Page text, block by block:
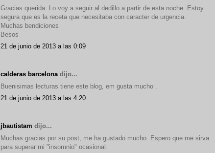
Gracias querida. Lo voy a seguir al dedillo a partir de esta noche. Estoy
segura que es la receta que necesitaba con caracter de urgencia.
Muchas bendiciones
Besos
21 de junio de 2013 a las 0:09
calderas barcelonadijo...
Buenisimas lecturas tiene este blog, em gusta mucho .
21 de junio de 2013 a las 4:20
jbautistam dijo...
Muchas gracias por su post, me ha gustado mucho. Espero que me sirva
para superar mi "insomnio" ocasional.